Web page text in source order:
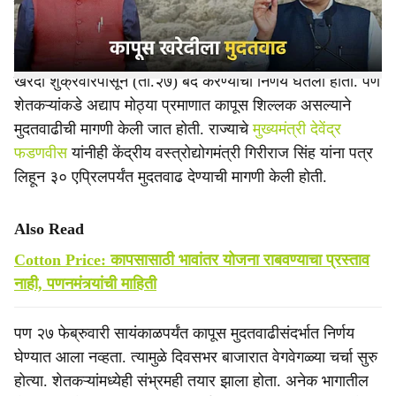
वतीने करण्यात आले आहे.
काॅटन काॅर्पोरेशन ऑफ इंडिया अर्थात सीसीआयने हमीभावाने कापूस
खरेदी शुक्रवारपासून (ता.२७) बंद करण्याचा निर्णय घेतला होता. पण
शेतकऱ्यांकडे अद्याप मोठ्या प्रमाणात कापूस शिल्लक असल्याने
मुदतवाढीची मागणी केली जात होती. राज्याचेमुख्यमंत्री देवेंद्र
फडणवीसयांनीही केंद्रीय वस्त्रोद्योगमंत्री गिरीराज सिंह यांना पत्र
लिहून ३० एप्रिलपर्यंत मुदतवाढ देण्याची मागणी केली होती.
Also Read
Cotton Price: कापसासाठी भावांतर योजना राबवण्याचा प्रस्ताव
नाही, पणनमंत्र्यांची माहिती
पण २७ फेब्रुवारी सायंकाळपर्यंत कापूस मुदतवाढीसंदर्भात निर्णय
घेण्यात आला नव्हता. त्यामुळे दिवसभर बाजारात वेगवेगळ्या चर्चा सुरु
होत्या. शेतकऱ्यांमध्येही संभ्रमही तयार झाला होता. अनेक भागातील